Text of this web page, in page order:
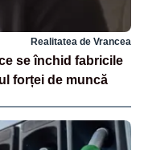
Realitatea de Vrancea
se închid fabricile
forței de muncă